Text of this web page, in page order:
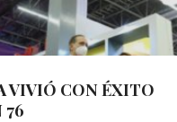
VIVIÓ CON ÉXITO
76